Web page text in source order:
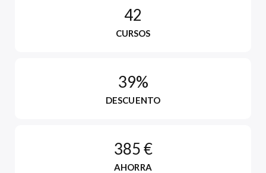
42
CURSOS
39%
DESCUENTO
385 €
AHORRA